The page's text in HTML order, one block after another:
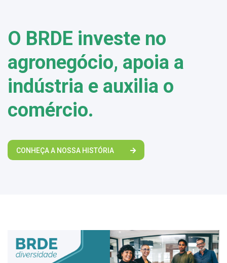
O BRDE investe no
agronegócio, apoia a
indústria e auxilia o
comércio.
CONHEÇA A NOSSA HISTÓRIA